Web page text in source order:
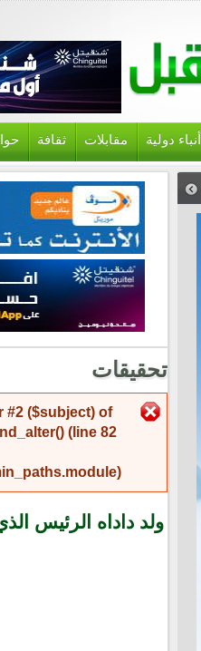
أنباء دولية مقابلات ثقافة
تحقيقات
رسالة الخطأ
#2 ($subject) of
(line 82
).
ولد داداه الرئيس الذي ساهم بقطع